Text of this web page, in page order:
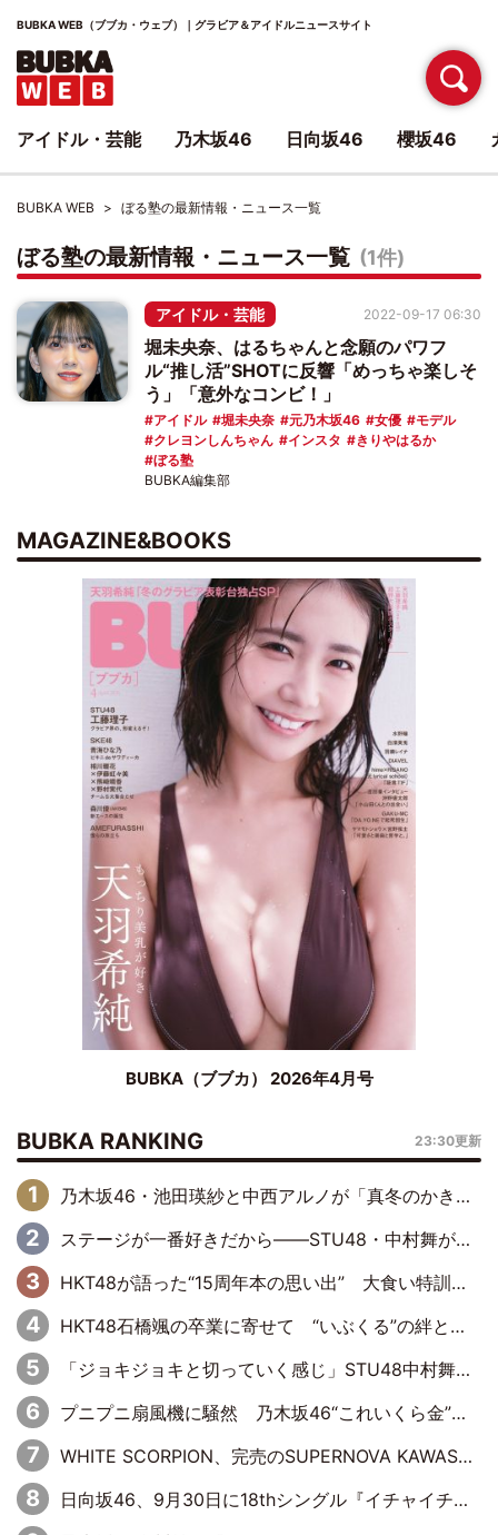
BUBKA WEB（ブブカ・ウェブ）｜グラビア＆アイドルニュースサイト
BUBKA WEB ぼる塾の最新情報・ニュース一覧
ぼる塾の最新情報・ニュース一覧 (1件)
アイドル・芸能
堀未央奈、はるちゃんと念願のパワフ
ル“推し活”SHOTに反響「めっちゃ楽しそ
う」「意外なコンビ！」
アイドル 堀未央奈 元乃木坂46 女優
モデル
クレヨンしんちゃん
インスタ
きりやはるか
ぼる塾
2022-09-17 06:30
BUBKA編集部
MAGAZINE&BOOKS
BUBKA（ブブカ） 2026年4月号
BUBKA RANKING 23:30更新
乃木坂46・池田瑛紗と中西アルノが「真冬のかき氷」騒動で火花散らす！ 因縁の裏にあるのは、逆境をともに“凌”ぐ似た者同士の絆
ステージが一番好きだから――STU48・中村舞が描く“これからの私”
HKT48が語った“15周年本の思い出” 大食い特訓・守護霊企画・制服グラビア…盛りだくさんの裏話
HKT48石橋颯の卒業に寄せて “いぶくる”の絆と後輩・龍頭綺音の決意
「ジョキジョキと切っていく感じ」STU48中村舞、新しい挑戦は自らの手で
プニプニ扇風機に騒然 乃木坂46“これいくら金”延長中は今回もわちゃわちゃ全開
WHITE SCORPION、完売のSUPERNOVA KAWASAKIで沸いた“着席型LIVE” 『BASE Live #16』昼公演リポート
日向坂46、9月30日に18thシングル『イチャイチャ虫』の発売決定！ フォーメーションは『日向坂で会いましょう』にて発表
アイドル・芸能 乃木坂46 日向坂46 櫻坂46